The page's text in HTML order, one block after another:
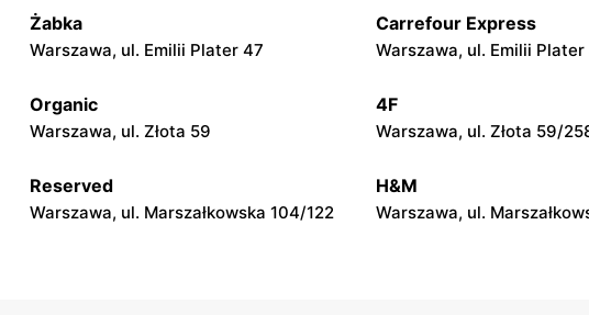
Livio Livio
48A
Góra Kalwaria, ul. Wincentów 9A Sułkowice, ul. Sułkowice 23
Żabka
Warszawa, ul. Emilii Plater 47
Carrefour Express
Warszawa, ul. Emilii Plater
Organic
Warszawa, ul. Złota 59
4F
Warszawa, ul. Złota 59/
Reserved
Warszawa, ul. Marszałkowska 104/122
H&M
Warszawa, ul.